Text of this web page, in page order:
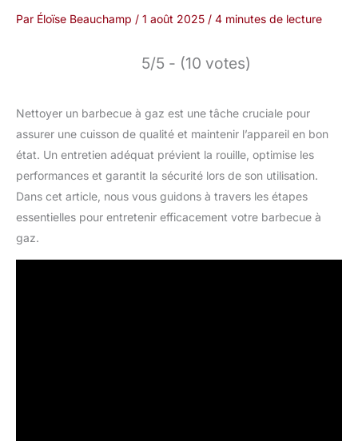
Par Éloïse Beauchamp / 1 août 2025 / 4 minutes de lecture
5/5 - (10 votes)
Nettoyer un barbecue à gaz est une tâche cruciale pour
assurer une cuisson de qualité et maintenir l’appareil en bon
état. Un entretien adéquat prévient la rouille, optimise les
performances et garantit la sécurité lors de son utilisation.
Dans cet article, nous vous guidons à travers les étapes
essentielles pour entretenir efficacement votre barbecue à
gaz.